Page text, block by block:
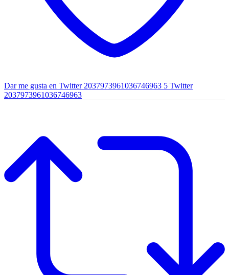
Dar me gusta en Twitter 2037973961036746963 5 Twitter
2037973961036746963